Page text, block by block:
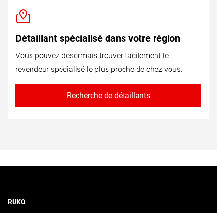
Détaillant spécialisé dans votre région
Vous pouvez désormais trouver facilement le
revendeur spécialisé le plus proche de chez vous.
Recherche de détaillants
RUKO